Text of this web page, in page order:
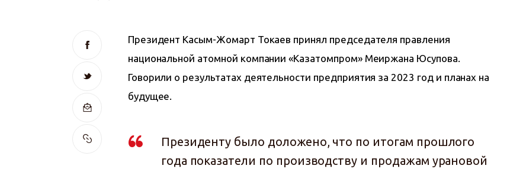
Президент Касым-Жомарт Токаев принял председателя правления
национальной атомной компании «Казатомпром» Меиржана Юсупова.
Говорили о результатах деятельности предприятия за 2023 год и планах на
будущее.
Президенту было доложено, что по итогам прошлого
года показатели по производству и продажам урановой